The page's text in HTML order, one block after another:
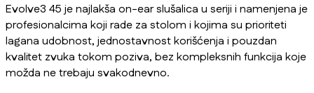
Evolve3 45 je najlakša on-ear slušalica u seriji i namenjena je
profesionalcima koji rade za stolom i kojima su prioriteti
lagana udobnost, jednostavnost korišćenja i pouzdan
kvalitet zvuka tokom poziva, bez kompleksnih funkcija koje
možda ne trebaju svakodnevno.